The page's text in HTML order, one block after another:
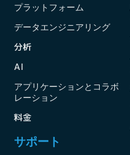
プラットフォーム
データエンジニアリング
分析
AI
アプリケーションとコラボ
レーション
料金
サポート